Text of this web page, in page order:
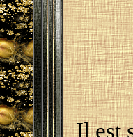
Il est